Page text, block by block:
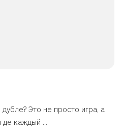
Это не просто игра, а
каждый ...